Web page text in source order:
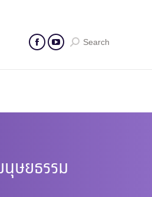
Search
นุษยธรรม